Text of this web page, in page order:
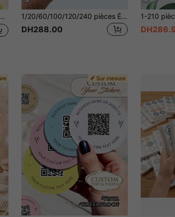
1/20/60/100/120/240 pièces Étiquettes personnalisées - Autocollants personnalisables, matériau PVC imperméable, remise des diplômes, mariage, anniversaire, occasions, concevez vos propres autocollants, décoratif, vintage, unique, cadeau idéal pour lui, maison, jardin, bureau, esthétique
DH288.00